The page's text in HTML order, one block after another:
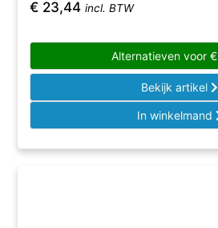
€ 23,44 incl. BTW
Alternatieven voor €
Bekijk artikel
In winkelmand